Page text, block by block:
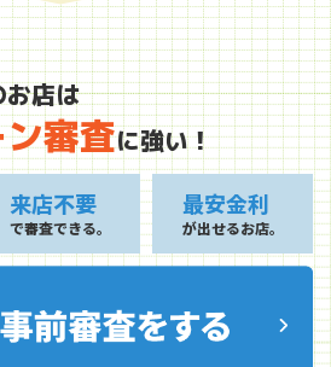
店は
審査に強い！
来店不要
で審査できる。
最安金利
が出せるお店。